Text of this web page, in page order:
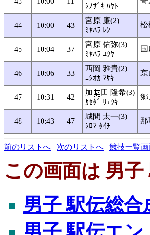
ｼﾉｻﾞｷ ﾊﾔﾄ
44 10:00 43
宮原 廉(2)
ﾐﾔﾊﾗ ﾚﾝ
松
45 10:04 37
宮原 佑弥(3)
ﾐﾔﾊﾗ ﾕｳﾔ
国
46 10:06 33
西岡 雅貴(2)
ﾆｼｵｶ ﾏｻｷ
京
47 10:31 42
加
田 隆希(3)
ｶｾﾀﾞ ﾘｭｳｷ
郷
48 10:43 47
城間 太一(3)
ｼﾛﾏ ﾀｲﾁ
那
前のリストへ 次のリストへ 競技一覧
この画面は 男
男子 駅伝総合